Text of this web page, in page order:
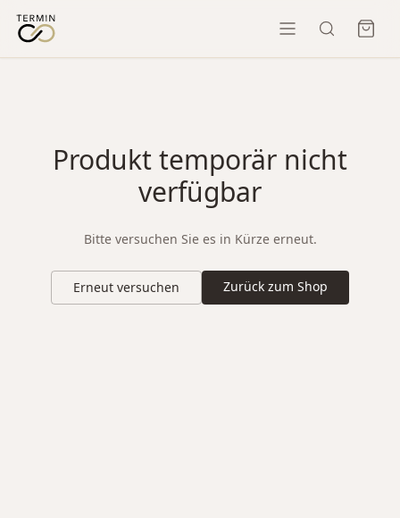
Produkt temporär nicht
verfügbar
Bitte versuchen Sie es in Kürze erneut.
Erneut versuchen Zurück zum Shop